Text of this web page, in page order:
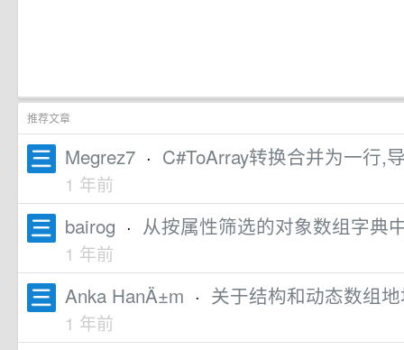
推荐文章
Megrez7 · C#ToArray转换合并为一行,
1 年前
bairog · 从按属性筛选的对象数组字典
1 年前
Anka HanÄ±m · 关于结构和动态数组
1 年前